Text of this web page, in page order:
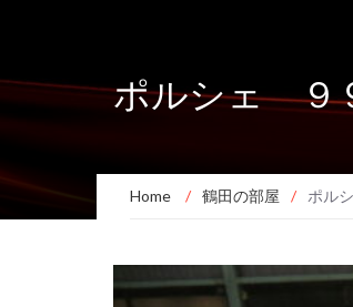
ポルシェ ９
Home / 鶴田の部屋 / ポル